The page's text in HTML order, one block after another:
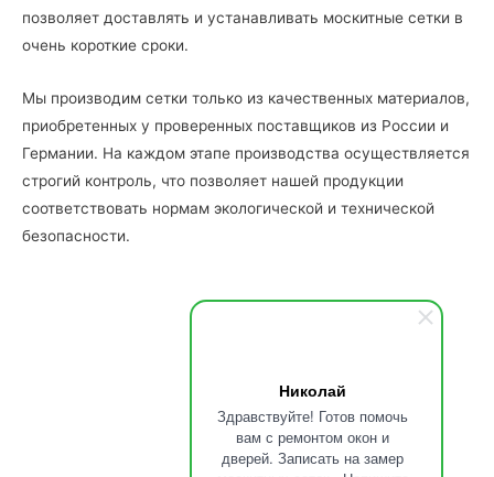
Николай
Здравствуйте! Готов помочь
вам с ремонтом окон и
дверей. Записать на замер
позволяет доставлять и устанавливать москитные сетки в
очень короткие сроки.
Мы производим сетки только из качественных материалов,
приобретенных у проверенных поставщиков из России и
Германии. На каждом этапе производства осуществляется
строгий контроль, что позволяет нашей продукции
соответствовать нормам экологической и технической
безопасности.